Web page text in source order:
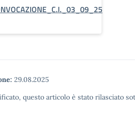
29.08.2025
questo articolo è stato rilasciato